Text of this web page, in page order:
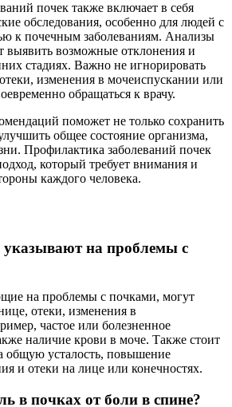
почек также включает в себя
обследования, особенно для людей с
к почечным заболеваниям. Анализы
выявить возможные отклонения и
стадиях. Важно не игнорировать
изменения в мочеиспускании или
обращаться к врачу.
поможет не только сохранить
общее состояние организма,
Профилактика заболеваний почек
который требует внимания и
каждого человека.
на проблемы с
на проблемы с почками, могут
отеки, изменения в
частое или болезненное
наличие крови в моче. Также стоит
общую усталость, повышение
и отеки на лице или конечностях.
в почках от боли в спине?